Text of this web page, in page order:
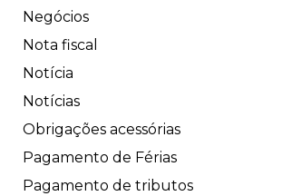
Negócios
Nota fiscal
Notícia
Notícias
Obrigações acessórias
Pagamento de Férias
Pagamento de tributos